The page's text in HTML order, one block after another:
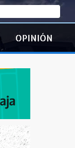
OPINIÓN